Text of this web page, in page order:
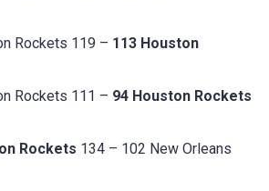
Rockets 119 – 113 Houston
Rockets 111 – 94 Houston Rockets
Rockets 134 – 102 New Orleans